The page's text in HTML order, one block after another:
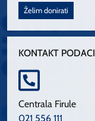
Želim donirati
KONTAKT PODACI
Centrala Firule
021 556 111